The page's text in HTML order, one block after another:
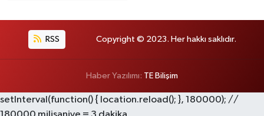
RSS Copyright © 2023. Her hakkı saklıdır.
Haber Yazılımı: TE Bilişim
setInterval(function() { location.reload(); }, 180000); //